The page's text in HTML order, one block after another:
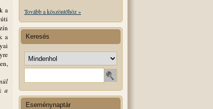
a
a
a
Tovább a köszöntőhöz »
Keresés
Keresés helye
Eseménynaptár